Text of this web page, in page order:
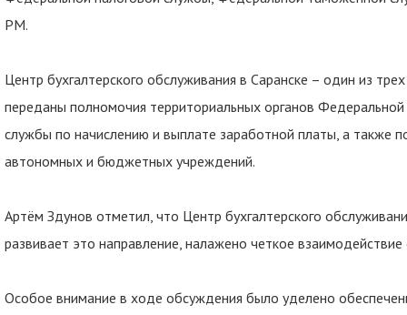
РМ.
Центр бухгалтерского обслуживания в Саранске – один из
переданы полномочия территориальных органов
службы по начислению и выплате заработной платы, а также
автономных и бюджетных учреждений.
Артём Здунов отметил, что Центр бухгалтерского
развивает это направление, налажено четкое
Особое внимание в ходе обсуждения было уделено